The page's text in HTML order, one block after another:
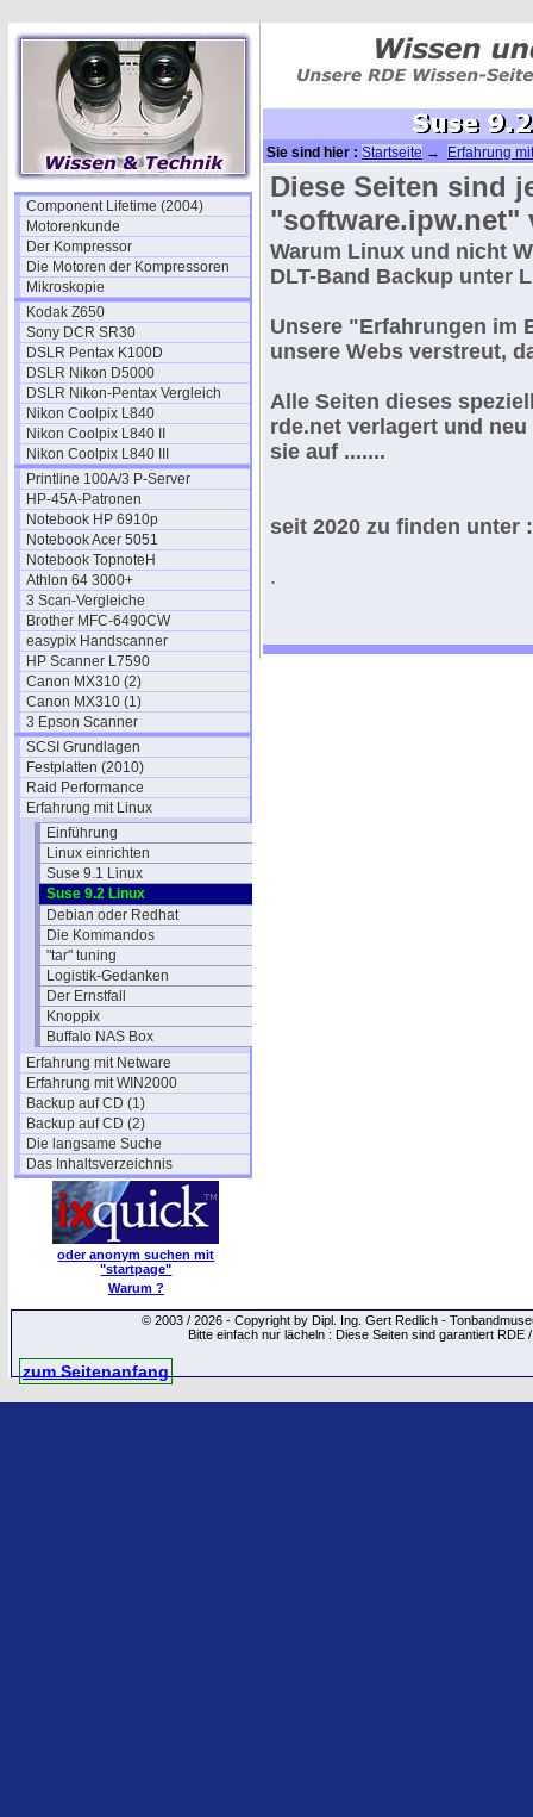
Component Lifetime (2004)
Motorenkunde
Der Kompressor
Die Motoren der Kompressoren
Mikroskopie
Kodak Z650
Sony DCR SR30
DSLR Pentax K100D
DSLR Nikon D5000
DSLR Nikon-Pentax Vergleich
Nikon Coolpix L840
Nikon Coolpix L840 II
Nikon Coolpix L840 III
Printline 100A/3 P-Server
HP-45A-Patronen
Notebook HP 6910p
Notebook Acer 5051
Notebook TopnoteH
Athlon 64 3000+
3 Scan-Vergleiche
Brother MFC-6490CW
easypix Handscanner
HP Scanner L7590
Canon MX310 (2)
Canon MX310 (1)
3 Epson Scanner
SCSI Grundlagen
Festplatten (2010)
Raid Performance
Erfahrung mit Linux
Einführung
Linux einrichten
Suse 9.1 Linux
Suse 9.2 Linux
Debian oder Redhat
Die Kommandos
"tar" tuning
Logistik-Gedanken
Der Ernstfall
Knoppix
Buffalo NAS Box
Erfahrung mit Netware
Erfahrung mit WIN2000
Backup auf CD (1)
Backup auf CD (2)
Die langsame Suche
Das Inhaltsverzeichnis
oder anonym suchen mit
"startpage"
Warum ?
Sie sind hier : Startseite → Erfahrung
Diese Seiten sind
"software.ipw.net"
Warum Linux und nicht
DLT-Band Backup unter
Unsere "Erfahrungen im
unsere Webs verstreut,
Alle Seiten dieses
rde.net verlagert und
sie auf .......
seit 2020 zu finden unter
.
© 2003 / 2026 - Copyright by Dipl. Ing. Gert Redlich -
Bitte einfach nur lächeln : Diese Seiten sind garantiert
zum Seitenanfang